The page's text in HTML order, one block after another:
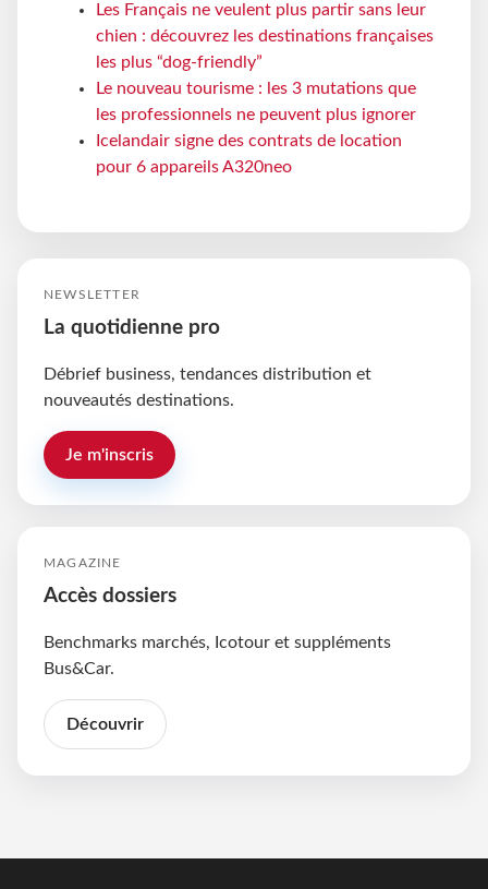
Les Français ne veulent plus partir sans leur
chien : découvrez les destinations françaises
les plus “dog-friendly”
Le nouveau tourisme : les 3 mutations que
les professionnels ne peuvent plus ignorer
Icelandair signe des contrats de location
pour 6 appareils A320neo
NEWSLETTER
La quotidienne pro
Débrief business, tendances distribution et
nouveautés destinations.
Je m'inscris
MAGAZINE
Accès dossiers
Benchmarks marchés, Icotour et suppléments
Bus&Car.
Découvrir